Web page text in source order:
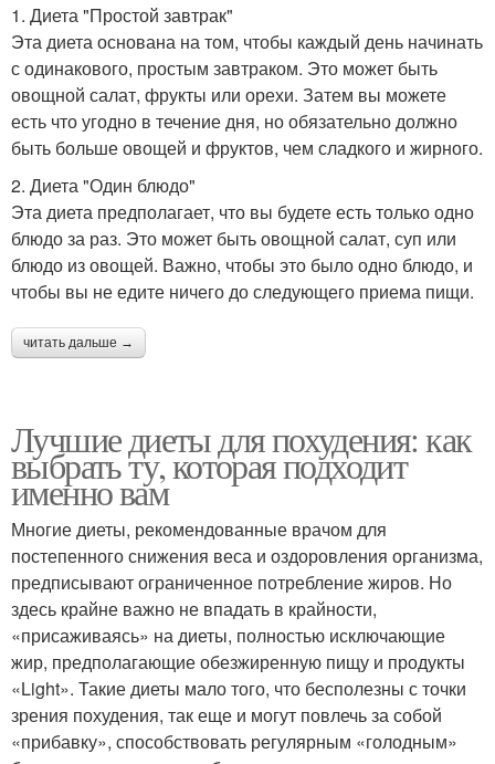
1. Диета "Простой завтрак"
Эта диета основана на том, чтобы каждый день начинать
с одинакового, простым завтраком. Это может быть
овощной салат, фрукты или орехи. Затем вы можете
есть что угодно в течение дня, но обязательно должно
быть больше овощей и фруктов, чем сладкого и жирного.
2. Диета "Один блюдо"
Эта диета предполагает, что вы будете есть только одно
блюдо за раз. Это может быть овощной салат, суп или
блюдо из овощей. Важно, чтобы это было одно блюдо, и
чтобы вы не едите ничего до следующего приема пищи.
читать дальше →
Лучшие диеты для похудения: как
выбрать ту, которая подходит
именно вам
Многие диеты, рекомендованные врачом для
постепенного снижения веса и оздоровления организма,
предписывают ограниченное потребление жиров. Но
здесь крайне важно не впадать в крайности,
«присаживаясь» на диеты, полностью исключающие
жир, предполагающие обезжиренную пищу и продукты
«Light». Такие диеты мало того, что бесполезны с точки
зрения похудения, так еще и могут повлечь за собой
«прибавку», способствовать регулярным «голодным»